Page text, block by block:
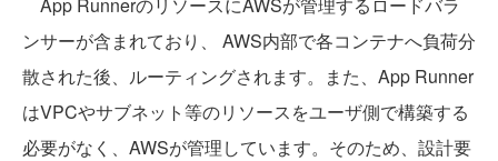
ンサーが含まれており、 AWS内部で各コンテナへ負荷分
散された後、ルーティングされます。また、App Runner
はVPCやサブネット等のリソースをユーザ側で構築する
必要がなく、AWSが管理しています。そのため、設計要